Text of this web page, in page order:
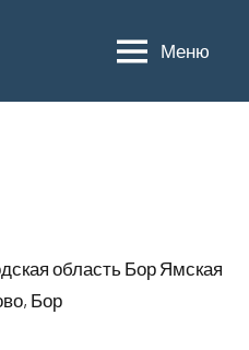
Меню
область Бор Ямская
Бор